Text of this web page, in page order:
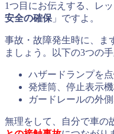
1つ目にお伝えする、レ
安全の確保 」ですよ。
事故・故障発生時に、ま
ましょう。以下の3つの
ハザードランプを
発煙筒、停止表示
ガードレールの外
無理をして、自分で車の